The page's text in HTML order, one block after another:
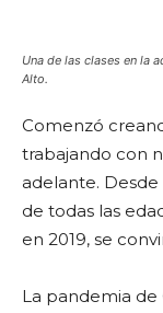
Una de las clases en la
Alto.
Comenzó
trabajando con
adelante.
de todas las
en 2019, se
La pandemia de